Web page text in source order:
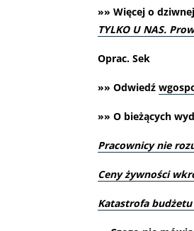
»» Więcej o
TYLKO U NAS.
Oprac. Sek
»» Odwiedź
»» O bieżących
Pracownicy nie
Ceny żywności
Katastrofa